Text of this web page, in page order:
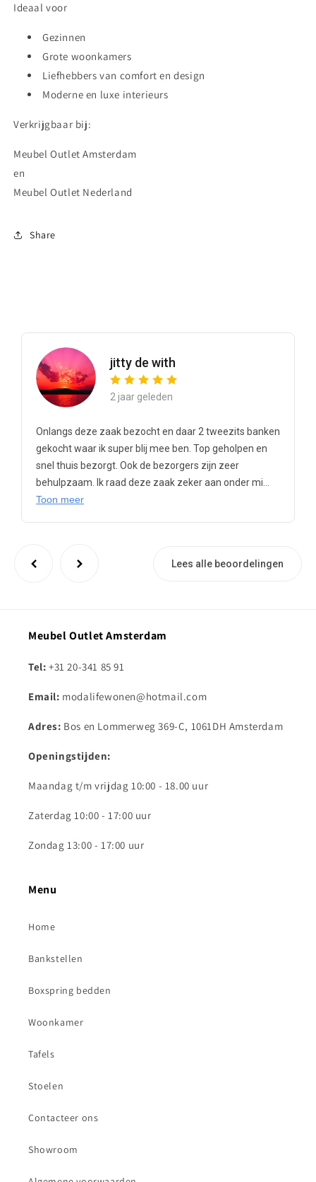
Ideaal voor
Gezinnen
Grote woonkamers
Liefhebbers van comfort en design
Moderne en luxe interieurs
Verkrijgbaar bij:
Meubel Outlet Amsterdam
en
Meubel Outlet Nederland
Share
jitty de with
2 jaar geleden
Onlangs deze zaak bezocht en daar 2 tweezits banken
gekocht waar ik super blij mee ben. Top geholpen en
snel thuis bezorgt. Ook de bezorgers zijn zeer
behulpzaam. Ik raad deze zaak zeker aan onder mi...
Toon meer
Lees alle beoordelingen
Meubel Outlet Amsterdam
Tel: +31 20-341 85 91
Email: modalifewonen@hotmail.com
Adres: Bos en Lommerweg 369-C, 1061DH Amsterdam
Openingstijden:
Maandag t/m vrijdag 10:00 - 18.00 uur
Zaterdag 10:00 - 17:00 uur
Zondag 13:00 - 17:00 uur
Menu
Home
Bankstellen
Boxspring bedden
Woonkamer
Tafels
Stoelen
Contacteer ons
Showroom